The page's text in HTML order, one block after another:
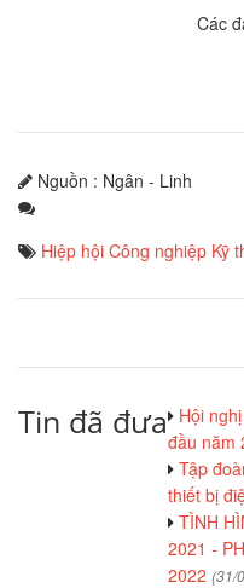
Các
Nguồn : Ngân - Linh
Hiệp hội Công nghiệp Kỹ
Tin đã đưa Hội
đầu năm
Tập
thiết bị
TÌNH
2021 -
2022 (31/